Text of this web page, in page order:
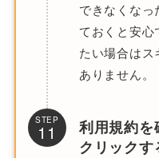
できなくなっ
ておくと安心
たい場合はス
ありません。
STEP
11
利用規約を
クリックす